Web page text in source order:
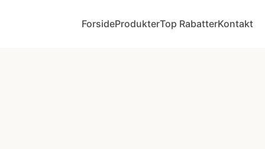
ForsideProdukterTop RabatterKontakt